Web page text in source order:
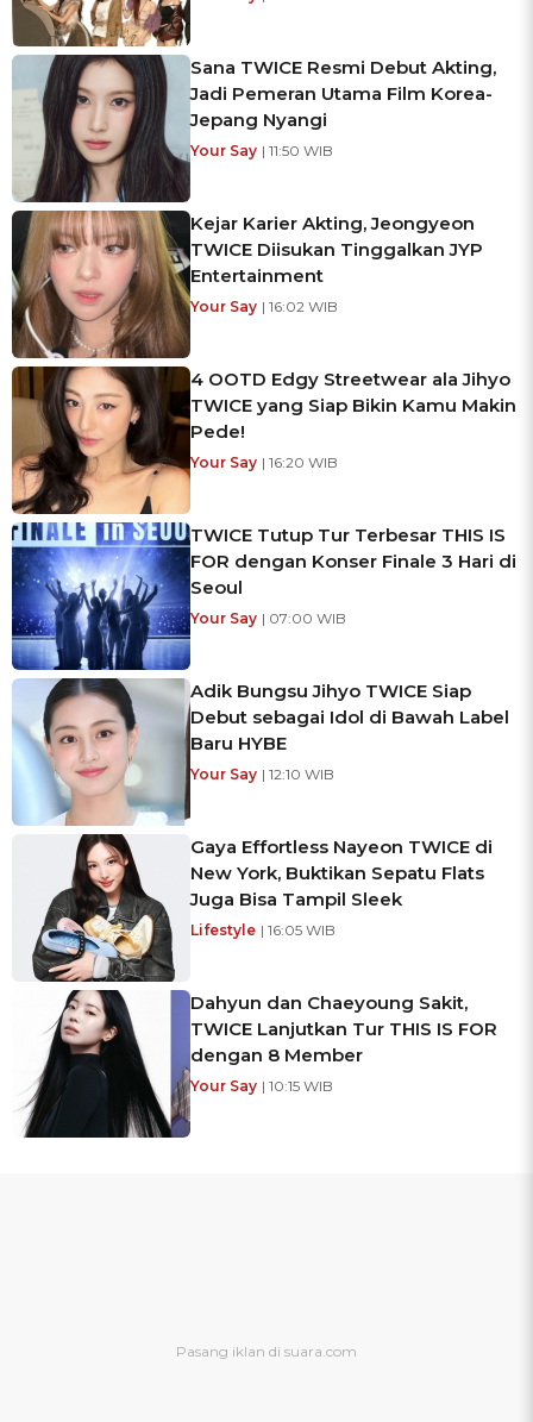
Sana TWICE Resmi Debut Akting,
Jadi Pemeran Utama Film Korea-
Jepang Nyangi
Your Say | 11:50 WIB
Kejar Karier Akting, Jeongyeon
TWICE Diisukan Tinggalkan JYP
Entertainment
Your Say | 16:02 WIB
4 OOTD Edgy Streetwear ala Jihyo
TWICE yang Siap Bikin Kamu Makin
Pede!
Your Say | 16:20 WIB
TWICE Tutup Tur Terbesar THIS IS
FOR dengan Konser Finale 3 Hari di
Seoul
Your Say | 07:00 WIB
Adik Bungsu Jihyo TWICE Siap
Debut sebagai Idol di Bawah Label
Baru HYBE
Your Say | 12:10 WIB
Gaya Effortless Nayeon TWICE di
New York, Buktikan Sepatu Flats
Juga Bisa Tampil Sleek
Lifestyle | 16:05 WIB
Dahyun dan Chaeyoung Sakit,
TWICE Lanjutkan Tur THIS IS FOR
dengan 8 Member
Your Say | 10:15 WIB